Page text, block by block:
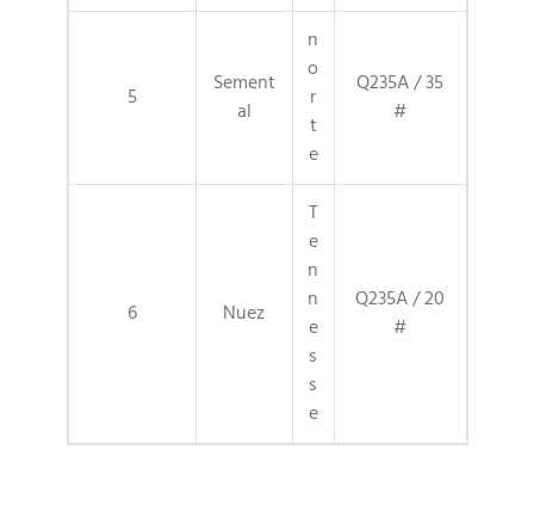
5
Sement
al
n
o
r
t
e
Q235A / 35
#
6 Nuez
T
e
n
n
e
s
s
e
Q235A / 20
#